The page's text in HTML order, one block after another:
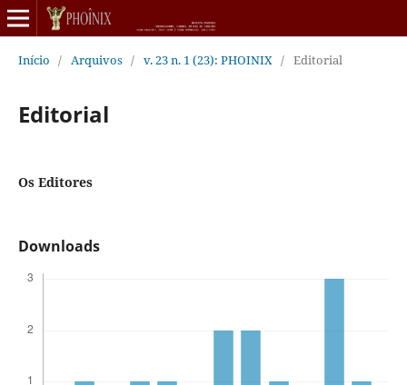
Início / Arquivos / v. 23 n. 1 (23): PHOINIX / Editorial
Editorial
Os Editores
Downloads